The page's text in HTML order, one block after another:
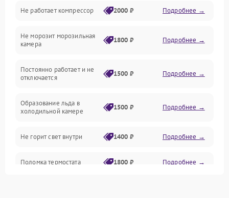
Электропитание
Дренаж
Не работает компрессор 2000 ₽ Подробнее →
Не морозит морозильная
камера
1800 ₽ Подробнее →
Постоянно работает и не
отключается
1500 ₽ Подробнее →
Образование льда в
холодильной камере
1500 ₽ Подробнее →
Не горит свет внутри 1400 ₽ Подробнее →
Поломка термостата 1800 ₽ Подробнее →